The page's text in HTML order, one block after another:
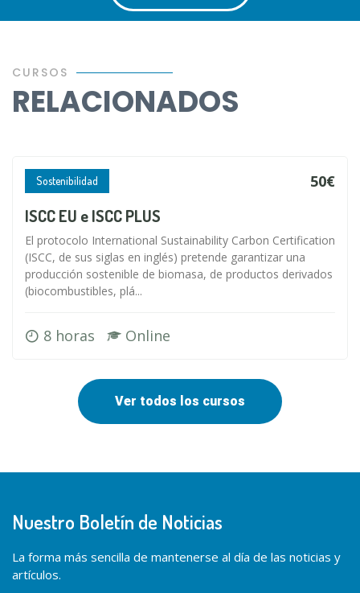
CURSOS
RELACIONADOS
Sostenibilidad 50€
ISCC EU e ISCC PLUS
El protocolo International Sustainability Carbon Certification
(ISCC, de sus siglas en inglés) pretende garantizar una
producción sostenible de biomasa, de productos derivados
(biocombustibles, plá...
8 horas Online
Ver todos los cursos
Nuestro Boletín de Noticias
La forma más sencilla de mantenerse al día de las noticias y
artículos.